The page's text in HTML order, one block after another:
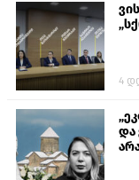
4
და